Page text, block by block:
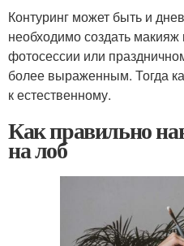
Контуринг может быть и
необходимо создать
фотосессии или
более выраженным. Тогда
к естественному.
Как правильно
на лоб